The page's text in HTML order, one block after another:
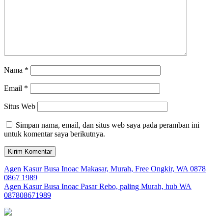
Nama *
Email *
Situs Web
Simpan nama, email, dan situs web saya pada peramban ini
untuk komentar saya berikutnya.
Navigasi
pos
Agen Kasur Busa Inoac Makasar, Murah, Free Ongkir, WA 0878
0867 1989
Agen Kasur Busa Inoac Pasar Rebo, paling Murah, hub WA
087808671989